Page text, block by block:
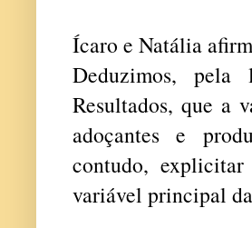
Ícaro e Natália
Deduzimos,
Resultados, que a
adoçantes e
contudo,
variável principal